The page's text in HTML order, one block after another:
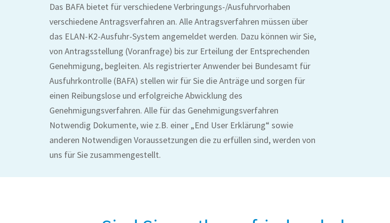
Das BAFA bietet für verschiedene Verbringungs-/Ausfuhrvorhaben
verschiedene Antragsverfahren an. Alle Antragsverfahren müssen über
das ELAN-K2-Ausfuhr-System angemeldet werden. Dazu können wir Sie,
von Antragsstellung (Voranfrage) bis zur Erteilung der Entsprechenden
Genehmigung, begleiten. Als registrierter Anwender bei Bundesamt für
Ausfuhrkontrolle (BAFA) stellen wir für Sie die Anträge und sorgen für
einen Reibungslose und erfolgreiche Abwicklung des
Genehmigungsverfahren. Alle für das Genehmigungsverfahren
Notwendig Dokumente, wie z.B. einer „End User Erklärung“ sowie
anderen Notwendigen Voraussetzungen die zu erfüllen sind, werden von
uns für Sie zusammengestellt.